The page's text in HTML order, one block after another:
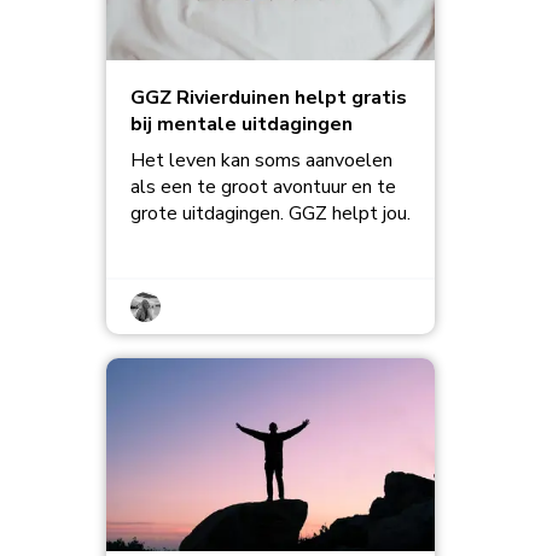
GGZ Rivierduinen helpt gratis
bij mentale uitdagingen
Het leven kan soms aanvoelen
als een te groot avontuur en te
grote uitdagingen. GGZ helpt jou.